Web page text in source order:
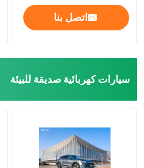
اتصل بنا
سيارات كهربائية صديقة للبيئة